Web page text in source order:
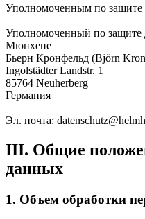
Уполномоченным по защите
Уполномоченный по защите
Мюнхене
Бьерн Кронфельд (Björn
Ingolstädter Landstr. 1
85764 Neuherberg
Германия
Эл. почта:
III. Общие
данных
1. Объем обработки